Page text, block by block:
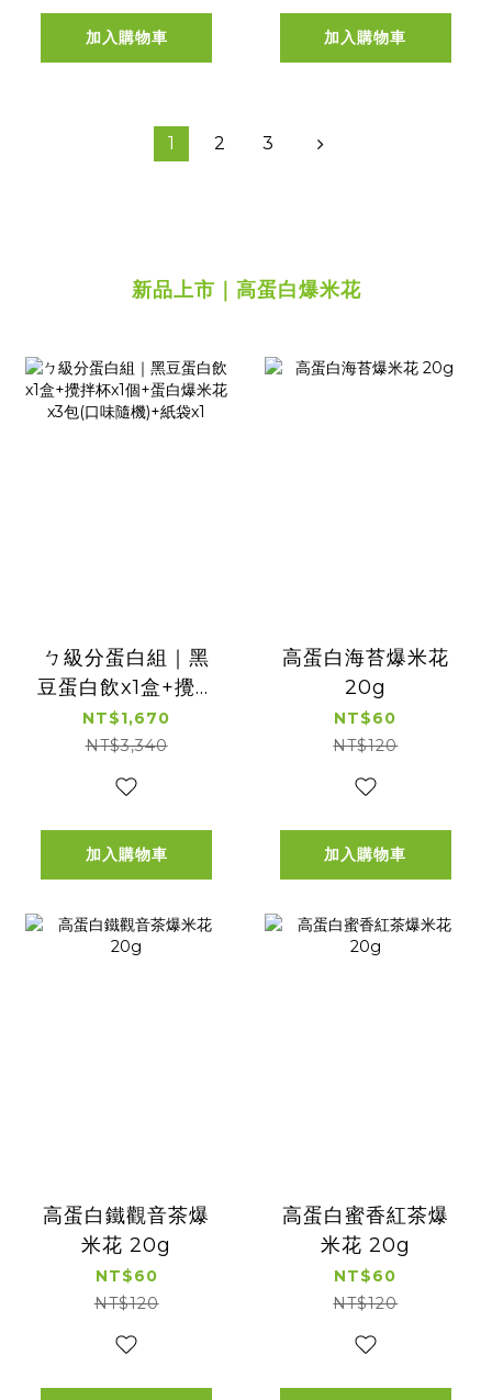
加入購物車 加入購物車
1 2 3
新品上市｜高蛋白爆米花
ㄅ級分蛋白組｜黑
豆蛋白飲x1盒+攪拌
杯x1個+蛋白爆米花
x3包(口味隨機)+紙
袋x1
NT$1,670
NT$3,340
加入購物車
高蛋白海苔爆米花
20g
NT$60
NT$120
加入購物車
高蛋白鐵觀音茶爆
米花 20g
NT$60
NT$120
高蛋白蜜香紅茶爆
米花 20g
NT$60
NT$120